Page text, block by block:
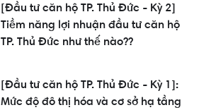
[Đầu tư căn hộ TP. Thủ Đức - Kỳ 2]
Tiềm năng lợi nhuận đầu tư căn hộ
TP. Thủ Đức như thế nào??
[Đầu tư căn hộ TP. Thủ Đức - Kỳ 1]:
Mức độ đô thị hóa và cơ sở hạ tầng